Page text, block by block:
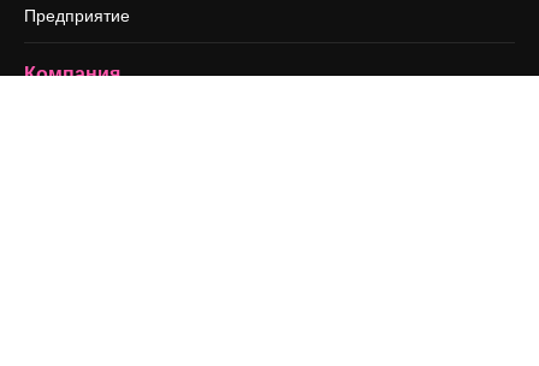
Предприятие
Компания